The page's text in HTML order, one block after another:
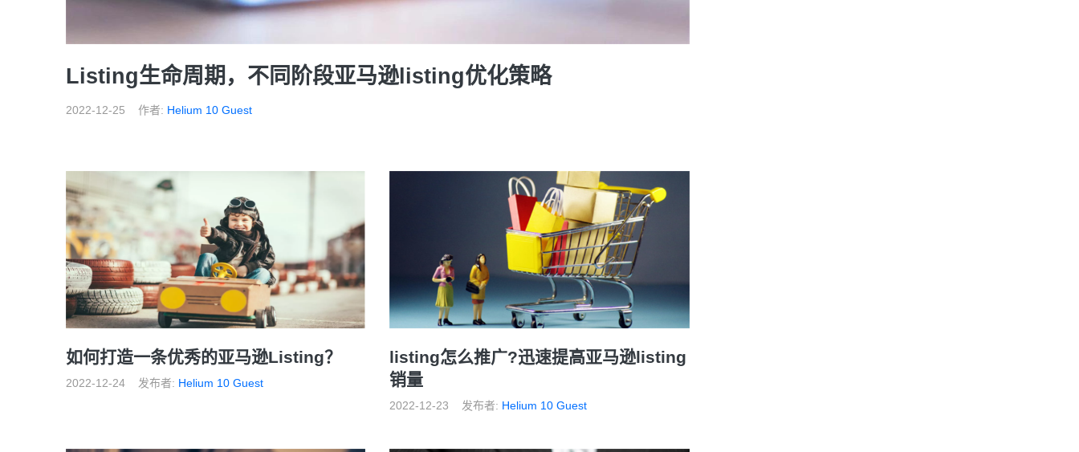
Listing生命周期，不同阶段亚马逊listing优化策略
2022-12-25 作者: Helium 10 Guest
如何打造一条优秀的亚马逊Listing？
2022-12-24 发布者: Helium 10 Guest
listing怎么推广?迅速提高亚马逊listing
销量
2022-12-23 发布者: Helium 10 Guest